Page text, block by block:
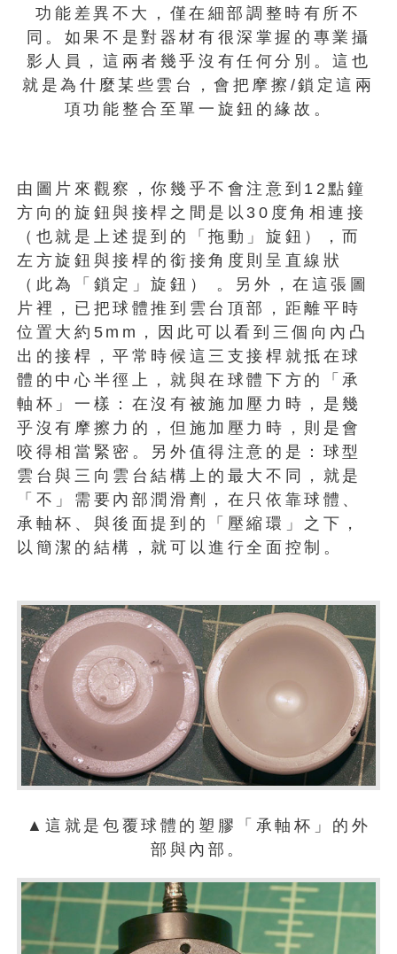
功能差異不大，僅在細部調整時有所不
同。如果不是對器材有很深掌握的專業攝
影人員，這兩者幾乎沒有任何分別。這也
就是為什麼某些雲台，會把摩擦/鎖定這兩
項功能整合至單一旋鈕的緣故。
由圖片來觀察，你幾乎不會注意到12點鐘
方向的旋鈕與接桿之間是以30度角相連接
（也就是上述提到的「拖動」旋鈕），而
左方旋鈕與接桿的銜接角度則呈直線狀
（此為「鎖定」旋鈕） 。另外，在這張圖
片裡，已把球體推到雲台頂部，距離平時
位置大約5mm，因此可以看到三個向內凸
出的接桿，平常時候這三支接桿就抵在球
體的中心半徑上，就與在球體下方的「承
軸杯」一樣：在沒有被施加壓力時，是幾
乎沒有摩擦力的，但施加壓力時，則是會
咬得相當緊密。另外值得注意的是：球型
雲台與三向雲台結構上的最大不同，就是
「不」需要內部潤滑劑，在只依靠球體、
承軸杯、與後面提到的「壓縮環」之下，
以簡潔的結構，就可以進行全面控制。
▲這就是包覆球體的塑膠「承軸杯」的外
部與內部。